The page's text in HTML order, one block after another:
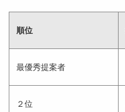
順位
最優秀提案者
２位